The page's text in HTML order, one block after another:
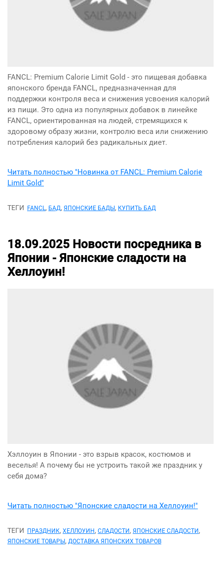
FANCL: Premium Calorie Limit Gold - это пищевая добавка
японского бренда FANCL, предназначенная для
поддержки контроля веса и снижения усвоения калорий
из пищи. Это одна из популярных добавок в линейке
FANCL, ориентированная на людей, стремящихся к
здоровому образу жизни, контролю веса или снижению
потребления калорий без радикальных диет.
Читать полностью "Новинка от FANCL: Premium Calorie
Limit Gold"
ТЕГИ FANCL, БАД, ЯПОНСКИЕ БАДЫ , КУПИТЬ БАД
18.09.2025 Новости посредника в
Японии - Японские сладости на
Хеллоуин!
Хэллоуин в Японии - это взрыв красок, костюмов и
веселья! А почему бы не устроить такой же праздник у
себя дома?
Читать полностью "Японские сладости на Хеллоуин!"
ТЕГИ ПРАЗДНИК, ХЕЛЛОУИН, СЛАДОСТИ, ЯПОНСКИЕ СЛАДОСТИ,
ЯПОНСКИЕ ТОВАРЫ, ДОСТАВКА ЯПОНСКИХ ТОВАРОВ